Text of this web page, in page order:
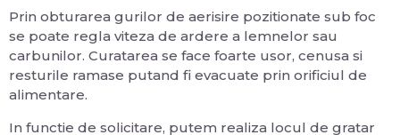
Prin obturarea gurilor de aerisire pozitionate sub foc
se poate regla viteza de ardere a lemnelor sau
carbunilor. Curatarea se face foarte usor, cenusa si
resturile ramase putand fi evacuate prin orificiul de
alimentare.
In functie de solicitare, putem realiza locul de gratar